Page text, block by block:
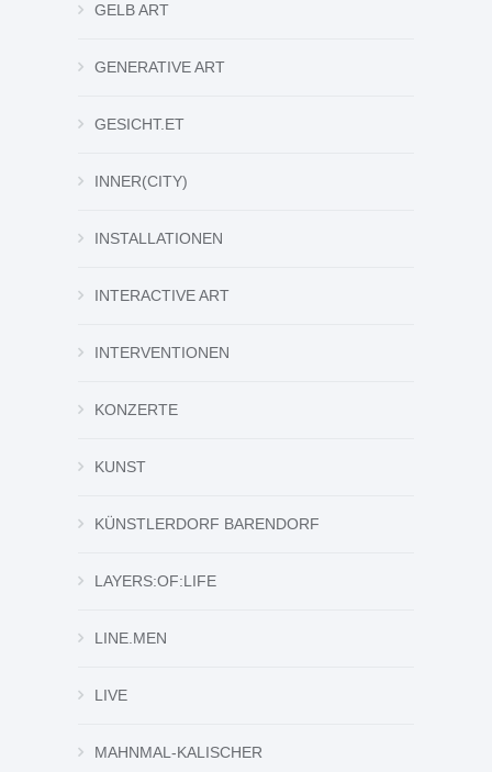
GELB ART
GENERATIVE ART
GESICHT.ET
INNER(CITY)
INSTALLATIONEN
INTERACTIVE ART
INTERVENTIONEN
KONZERTE
KUNST
KÜNSTLERDORF BARENDORF
LAYERS:OF:LIFE
LINE.MEN
LIVE
MAHNMAL-KALISCHER